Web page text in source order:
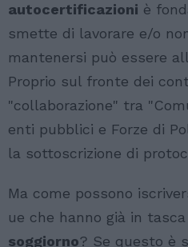
autocertificazioni è
smette di lavorare e/o
mantenersi può essere
Proprio sul fronte dei
"collaborazione" tra
enti pubblici e Forze di
la sottoscrizione di
Ma come possono
ue che hanno già in
soggiorno? Se questo è